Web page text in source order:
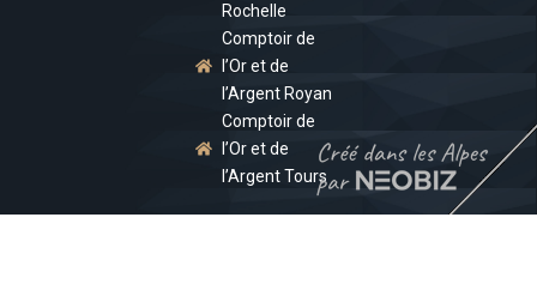
Rochelle
Comptoir de
l’Or et de
l’Argent Royan
Comptoir de
l’Or et de
l’Argent Tours